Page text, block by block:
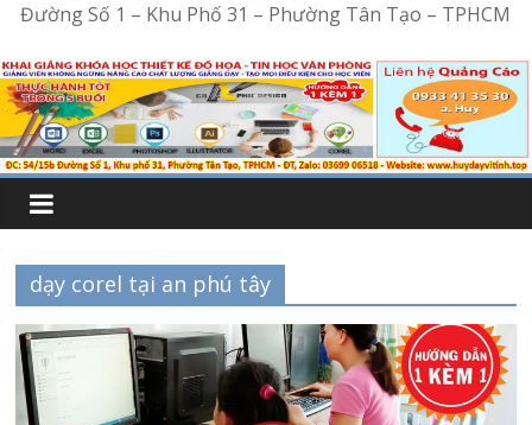
Đường Số 1 – Khu Phố 31 – Phường Tân Tạo – TPHCM
dạy corel tại an phú tây